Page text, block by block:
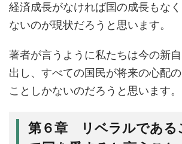
経済成長がなければ国の成長もな
ないのが現状だろうと思います。
著者が言うように私たちは今の新
出し、すべての国民が将来の心配
ことしかないのだろうと思います。
第６章 リベラルである